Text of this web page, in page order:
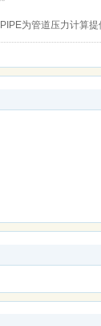
为管道压力计算